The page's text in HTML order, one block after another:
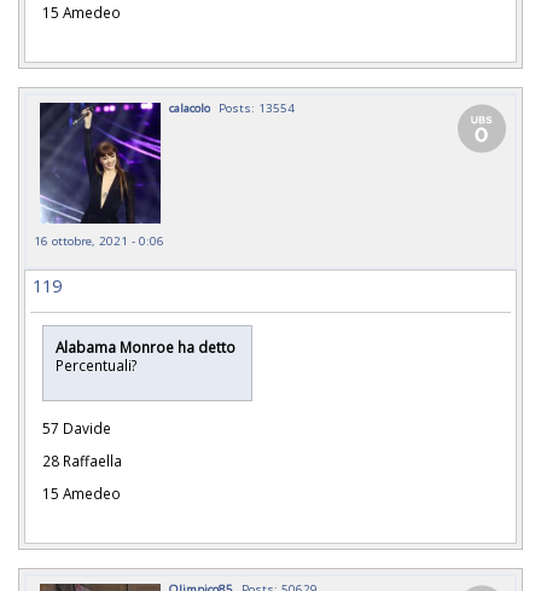
15 Amedeo
calacolo Posts: 13554
16 ottobre, 2021 - 0:06
119
Alabama Monroe ha detto
Percentuali?
57 Davide
28 Raffaella
15 Amedeo